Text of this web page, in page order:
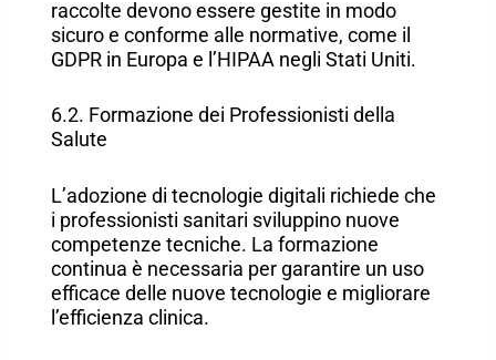
raccolte devono essere gestite in modo
sicuro e conforme alle normative, come il
GDPR in Europa e l’HIPAA negli Stati Uniti.
6.2. Formazione dei Professionisti della
Salute
L’adozione di tecnologie digitali richiede che
i professionisti sanitari sviluppino nuove
competenze tecniche. La formazione
continua è necessaria per garantire un uso
efficace delle nuove tecnologie e migliorare
l’efficienza clinica.